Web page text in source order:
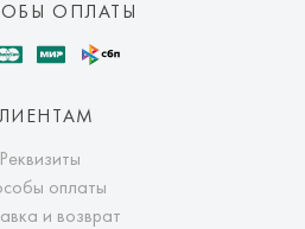
ОПЛАТЫ
Реквизиты
оплаты
и возврат